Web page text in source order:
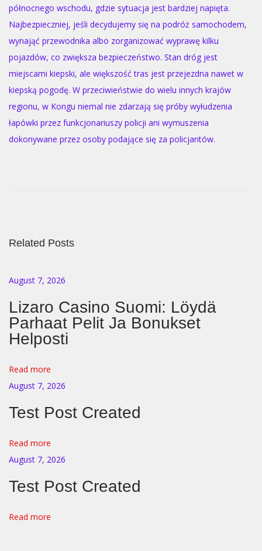
północnego wschodu, gdzie sytuacja jest bardziej napięta.
Najbezpieczniej, jeśli decydujemy się na podróż samochodem,
wynająć przewodnika albo zorganizować wyprawę kilku
pojazdów, co zwiększa bezpieczeństwo. Stan dróg jest
miejscami kiepski, ale większość tras jest przejezdna nawet w
kiepską pogodę. W przeciwieństwie do wielu innych krajów
regionu, w Kongu niemal nie zdarzają się próby wyłudzenia
łapówki przez funkcjonariuszy policji ani wymuszenia
dokonywane przez osoby podające się za policjantów.
t
b
t
I
n
d
x
:
H
Related Posts
August 7, 2026
Lizaro Casino Suomi: Löydä
Parhaat Pelit Ja Bonukset
Helposti
Read more
August 7, 2026
Test Post Created
Read more
August 7, 2026
Test Post Created
Read more